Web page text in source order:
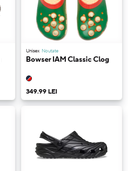
Unisex Noutate
Bowser IAM Classic Clog
349.99 LEI